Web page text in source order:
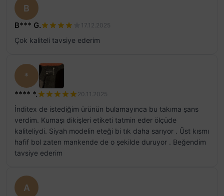
B
B*** G. 17.12.2025
Çok kaliteli tavsiye ederim
*
**** *. 20.11.2025
İnditex de istediğim ürünün bulamayınca bu takıma şans
verdim. Kumaşı dikişleri etiketi tatmin eder ölçüde
kaliteliydi. Siyah modelin eteği bi tık daha sarıyor . Üst kısmı
hafif bol zaten mankende de o şekilde duruyor . Beğendim
tavsiye ederim
A